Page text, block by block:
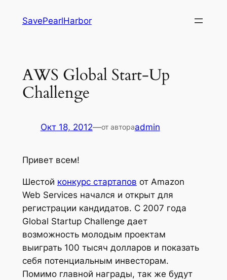
SavePearlHarbor
AWS Global Start-Up
Challenge
Окт 18, 2012—от автораadmin
Привет всем!
Шестой конкурс стартапов от Amazon
Web Services начался и открыт для
регистрации кандидатов. С 2007 года
Global Startup Challenge дает
возможность молодым проектам
выиграть 100 тысяч долларов и показать
себя потенциальным инвесторам.
Помимо главной награды, так же будут